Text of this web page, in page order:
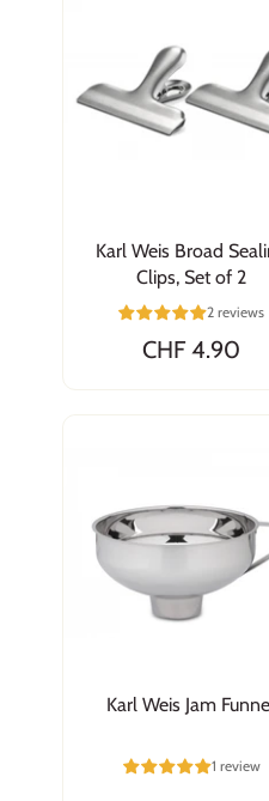
Karl Weis Broad
Clips, Set of 2
2 reviews
CHF 4.90
Karl Weis Jam
1 review